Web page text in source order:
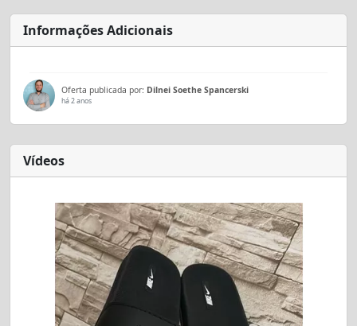
Informações Adicionais
Oferta publicada por: Dilnei Soethe Spancerski
há 2 anos
Vídeos